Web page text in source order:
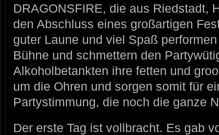
DRAGONSFIRE, die aus Riedstadt,
den Abschluss eines großartigen
guter Laune und viel Spaß
Bühne und schmettern den
Alkoholbetankten ihre fetten und
um die Ohren und sorgen somit für
Partystimmung, die noch die ganze
Der erste Tag ist vollbracht. Es gab